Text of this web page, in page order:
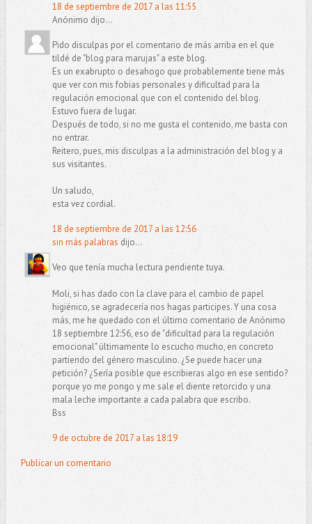
18 de septiembre de 2017 a las 11:55
Anónimo dijo...
Pido disculpas por el comentario de más arriba en el que
tildé de "blog para marujas" a este blog.
Es un exabrupto o desahogo que probablemente tiene más
que ver con mis fobias personales y dificultad para la
regulación emocional que con el contenido del blog.
Estuvo fuera de lugar.
Después de todo, si no me gusta el contenido, me basta con
no entrar.
Reitero, pues, mis disculpas a la administración del blog y a
sus visitantes.
Un saludo,
esta vez cordial.
18 de septiembre de 2017 a las 12:56
sin más palabrasdijo...
Veo que tenía mucha lectura pendiente tuya.
Moli, si has dado con la clave para el cambio de papel
higiénico, se agradecería nos hagas participes. Y una cosa
más, me he quedado con el último comentario de Anónimo
18 septiembre 12:56, eso de "dificultad para la regulación
emocional" últimamente lo escucho mucho, en concreto
partiendo del género masculino. ¿Se puede hacer una
petición? ¿Sería posible que escribieras algo en ese sentido?
porque yo me pongo y me sale el diente retorcido y una
mala leche importante a cada palabra que escribo.
Bss
9 de octubre de 2017 a las 18:19
Publicar un comentario